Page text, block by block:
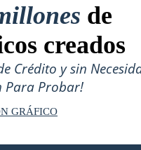
de
creados
Crédito y sin
Para Probar!
GRÁFICO